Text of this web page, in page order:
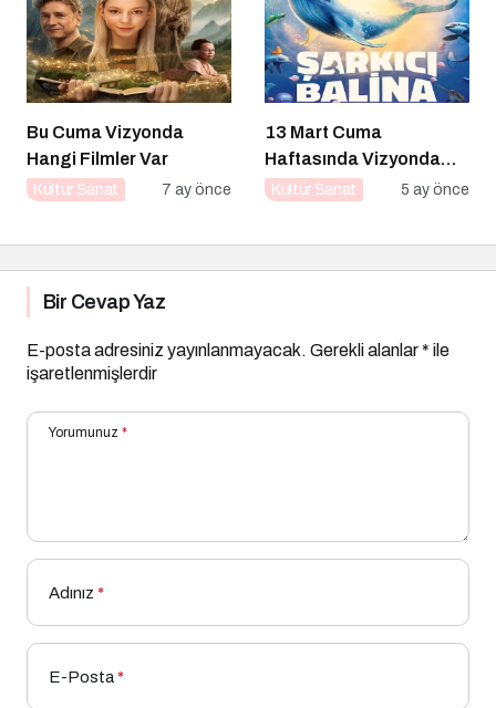
Bu Cuma Vizyonda
Hangi Filmler Var
Kültür Sanat 7 ay önce
13 Mart Cuma
Haftasında Vizyonda
Hangi Filmler Var?
Kültür Sanat 5 ay önce
Bir Cevap Yaz
E-posta adresiniz yayınlanmayacak. Gerekli alanlar* ile
işaretlenmişlerdir
Yorumunuz *
Adınız *
E-Posta*